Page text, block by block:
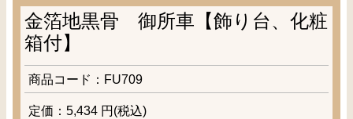
金箔地黒骨 御所車【飾り台、化粧
箱付】
商品コード：FU709
定価：5,434 円(税込)